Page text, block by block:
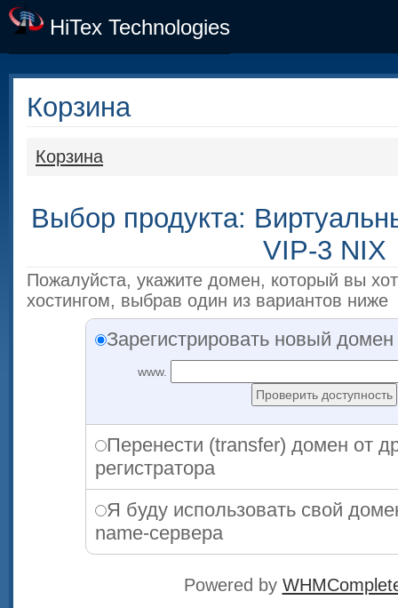
HiTex Technologies
Корзина
Корзина
Выбор продукта:
VIP-3 NIX
Пожалуйста, укажите домен, который вы
хостингом, выбрав один из вариантов ниже
Зарегистрировать новый домен
www.
Перенести (transfer) домен от
регистратора
Я буду использовать свой
name-сервера
Powered by